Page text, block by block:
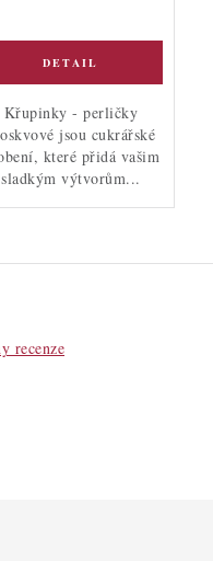
Křupinky - perličky
jsou cukrářské
které přidá vašim
sladkým výtvorům...
recenze